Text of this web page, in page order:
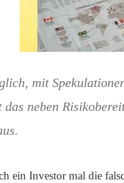
mit
neben
ein Investor mal die